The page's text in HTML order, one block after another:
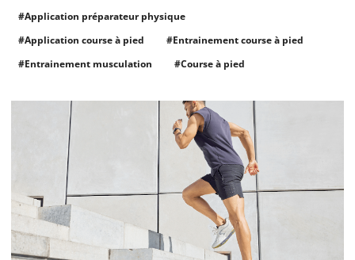
#Application préparateur physique
#Application course à pied
#Entrainement course à pied
#Entrainement musculation
#Course à pied